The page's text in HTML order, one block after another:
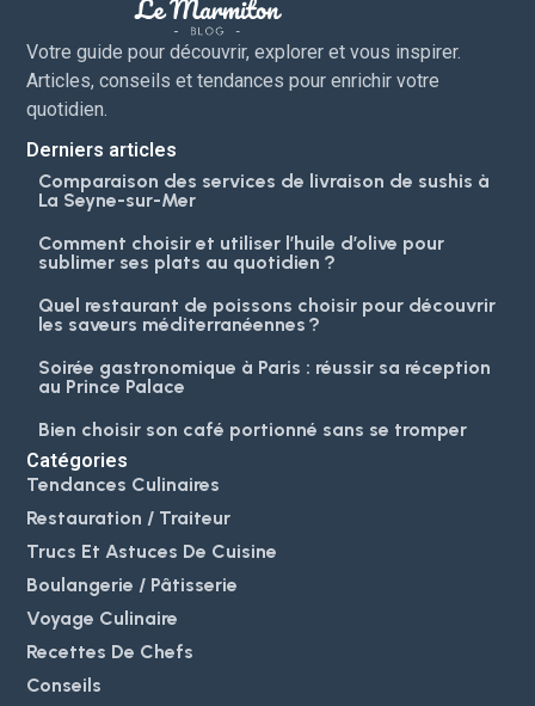
Votre guide pour découvrir, explorer et vous inspirer.
Articles, conseils et tendances pour enrichir votre
quotidien.
Derniers articles
Comparaison des services de livraison de sushis à
La Seyne-sur-Mer
Comment choisir et utiliser l’huile d’olive pour
sublimer ses plats au quotidien ?
Quel restaurant de poissons choisir pour découvrir
les saveurs méditerranéennes ?
Soirée gastronomique à Paris : réussir sa réception
au Prince Palace
Bien choisir son café portionné sans se tromper
Catégories
Tendances Culinaires
Restauration / Traiteur
Trucs Et Astuces De Cuisine
Boulangerie / Pâtisserie
Voyage Culinaire
Recettes De Chefs
Conseils